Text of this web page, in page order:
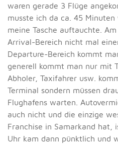
waren gerade 3 Flüge
musste ich da ca. 45
meine Tasche auftauchte.
Arrival-Bereich nicht mal
Departure-Bereich kommt
generell kommt man nur mit
Abholer, Taxifahrer usw.
Terminal sondern müssen
Flughafens warten.
auch nicht und die einzige
Franchise in Samarkand hat,
Uhr kam dann pünktlich und